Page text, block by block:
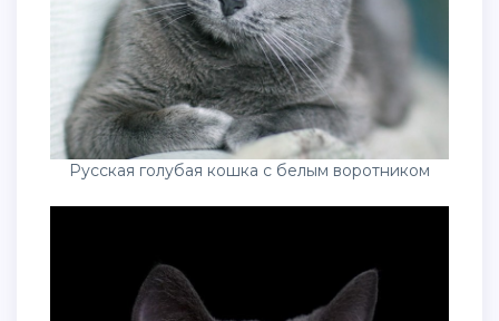
Русская голубая кошка с белым воротником